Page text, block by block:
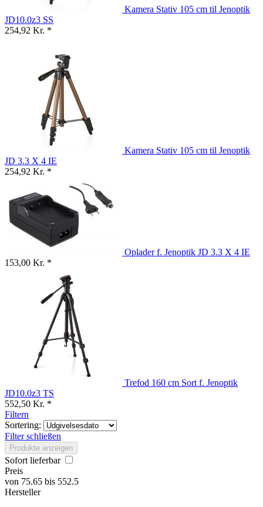
Kamera Stativ 105 cm til Jenoptik
JD10.0z3 SS
254,92 Kr. *
Kamera Stativ 105 cm til Jenoptik
JD 3.3 X 4 IE
254,92 Kr. *
Oplader f. Jenoptik JD 3.3 X 4 IE
153,00 Kr. *
Trefod 160 cm Sort f. Jenoptik
JD10.0z3 TS
552,50 Kr. *
Filtern
Sortering:
Filter schließen
Produkte anzeigen
Sofort lieferbar
Preis
von 75.65 bis 552.5
Hersteller